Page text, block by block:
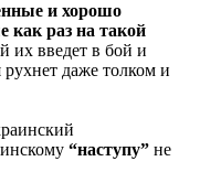
и хорошо
как раз на такой
их введет в бой и
даже толком и
“наступу” не